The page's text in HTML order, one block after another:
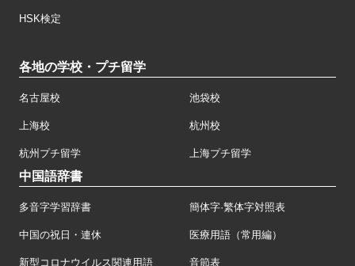
HSK検定
各地の学校・プチ留学
名古屋校 池袋校
上海校 杭州校
杭州プチ留学 上海プチ留学
中国語辞書
多音字学習辞書 簡体字·繁体字対照表
中国の祝日・連休 医療用語（常用編）
新型コロナウイルス関連用語 音節表